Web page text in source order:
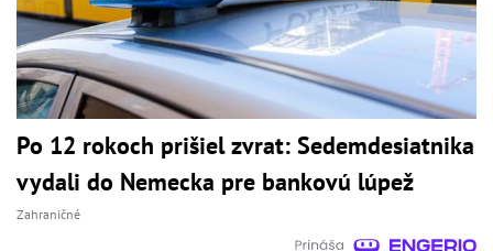
Po 12 rokoch prišiel zvrat: Sedemdesiatnika
vydali do Nemecka pre bankovú lúpež
Zahraničné